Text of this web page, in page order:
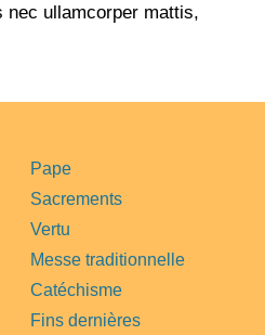
ullamcorper mattis,
Pape
Sacrements
Vertu
Messe traditionnelle
Catéchisme
Fins dernières